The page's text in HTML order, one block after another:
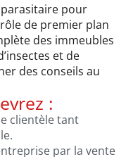
pour
de premier plan
des immeubles
et de
des conseils au
:
clientèle tant
par la vente